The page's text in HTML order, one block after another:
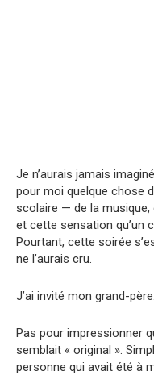
Je n’aurais jamais
pour moi quelque chose
scolaire — de la
et cette sensation qu’un
Pourtant, cette soirée
ne l’aurais cru.
J’ai invité mon grand-père.
Pas pour impressionner
semblait « original ».
personne qui avait été à